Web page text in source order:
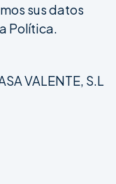
sus datos
Política.
VALENTE, S.L